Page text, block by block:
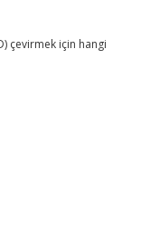
çevirmek için hangi